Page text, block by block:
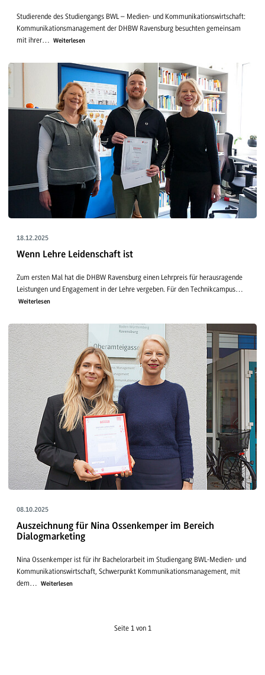
Studierende des Studiengangs BWL – Medien- und Kommunikationswirtschaft:
Kommunikationsmanagement der DHBW Ravensburg besuchten gemeinsam
mit ihrer…
Weiterlesen
18.12.2025
Wenn Lehre Leidenschaft ist
Zum ersten Mal hat die DHBW Ravensburg einen Lehrpreis für herausragende
Leistungen und Engagement in der Lehre vergeben. Für den Technikcampus…
Weiterlesen
08.10.2025
Auszeichnung für Nina Ossenkemper im Bereich
Dialogmarketing
Nina Ossenkemper ist für ihr Bachelorarbeit im Studiengang BWL-Medien- und
Kommunikationswirtschaft, Schwerpunkt Kommunikationsmanagement, mit
dem…
Weiterlesen
Seite 1 von 1